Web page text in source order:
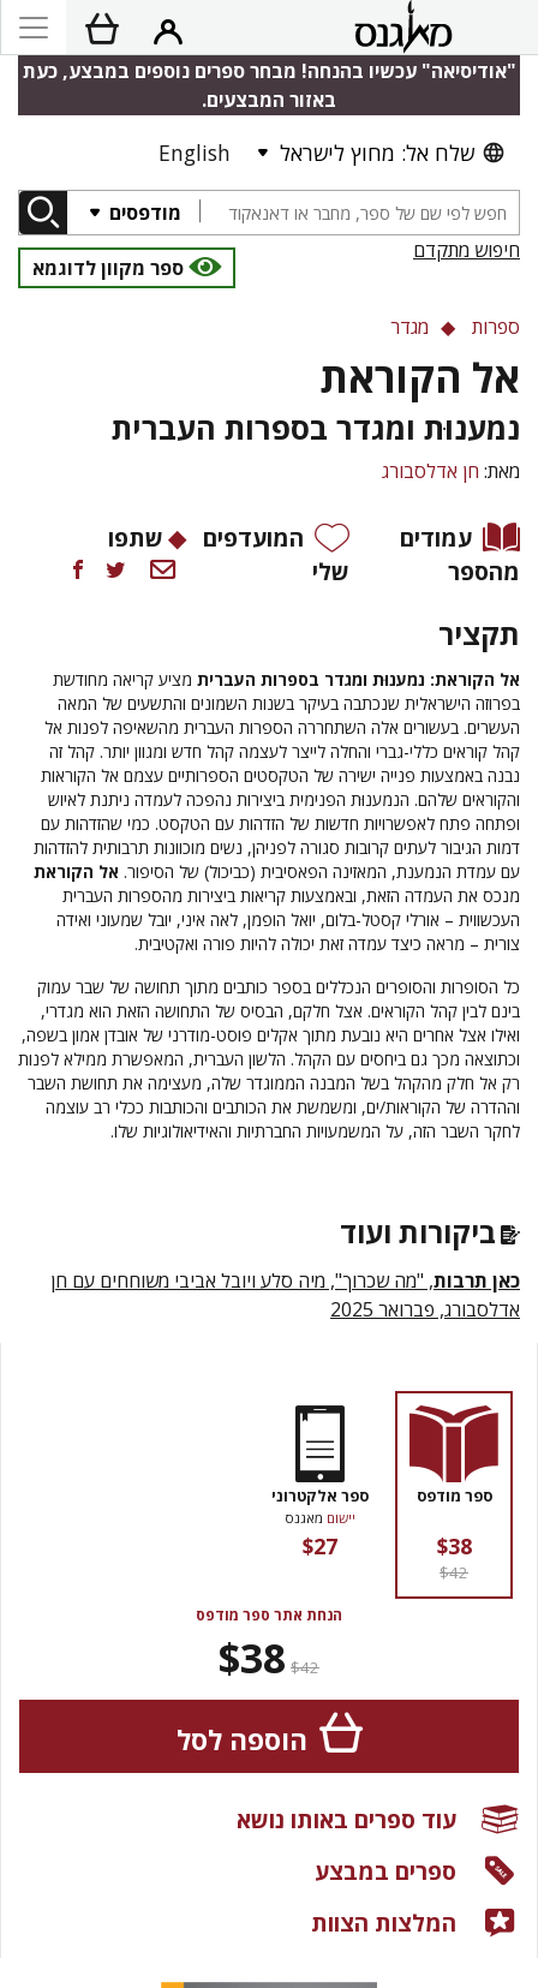
"אודיסיאה" עכשיו בהנחה! מבחר ספרים נוספים במבצע, כעת
באזור המבצעים.
שלח אל: מחוץ לישראל English
מודפסים
חיפוש מתקדם
ספר מקוון לדוגמא
ספרות מגדר
אל הקוראת
נמענוּת ומגדר בספרות העברית
מאת: חן אדלסבורג
עמודים
מהספר
המועדפים
שלי
שתפו
תקציר
אל הקוראת: נמענוּת ומגדר בספרות העברית מציע קריאה מחודשת
בפרוזה הישראלית שנכתבה בעיקר בשנות השמונים והתשעים של המאה
העשרים. בעשורים אלה השתחררה הספרות העברית מהשאיפה לפנות אל
קהל קוראים כללי-גברי והחלה לייצר לעצמה קהל חדש ומגוון יותר. קהל זה
נבנה באמצעות פנייה ישירה של הטקסטים הספרותיים עצמם אל הקוראות
והקוראים שלהם. הנמענוּת הפנימית ביצירות נהפכה לעמדה ניתנת לאיוש
ופתחה פתח לאפשרויות חדשות של הזדהות עם הטקסט. כמי שהזדהות עם
דמות הגיבור לעתים קרובות סגורה לפניהן, נשים מוכוונות תרבותית להזדהות
עם עמדת הנמענת, המאזינה הפאסיבית (כביכול) של הסיפור. אל הקוראת
מנכס את העמדה הזאת, ובאמצעות קריאות ביצירות מהספרות העברית
העכשווית – אורלי קסטל-בלום, יואל הופמן, לאה איני, יובל שמעוני ואידה
צורית – מראה כיצד עמדה זאת יכולה להיות פורה ואקטיבית.
כל הסופרות והסופרים הנכללים בספר כותבים מתוך תחושה של שבר עמוק
בינם לבין קהל הקוראים. אצל חלקם, הבסיס של התחושה הזאת הוא מגדרי,
ואילו אצל אחרים היא נובעת מתוך אקלים פוסט-מודרני של אובדן אמון בשפה,
וכתוצאה מכך גם ביחסים עם הקהל. הלשון העברית, המאפשרת ממילא לפנות
רק אל חלק מהקהל בשל המבנה הממוגדר שלה, מעצימה את תחושת השבר
וההדרה של הקוראות/ים, ומשמשת את הכותבים והכותבות ככלי רב עוצמה
לחקר השבר הזה, על המשמעויות החברתיות והאידיאולוגיות שלו.
ביקורות ועוד
כאן תרבות, "מה שכרוך", מיה סלע ויובל אביבי משוחחים עם חן
אדלסבורג, פברואר 2025
ספר מודפס
$38
$42
ספר אלקטרוני
יישום מאגנס
$27
הנחת אתר ספר מודפס
$42
$38
הוספה לסל
עוד ספרים באותו נושא
ספרים במבצע
המלצות הצוות